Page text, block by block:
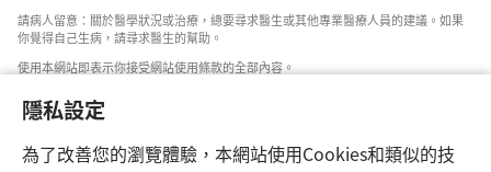
隱私設定
為了改善您的瀏覽體驗，本網站使用Cookies和類似的技
請病人留意：關於醫學狀況或治療，總要尋求醫生或其他專業醫療人員的建議。如果
你覺得自己生病，請尋求醫生的幫助。
使用本網站即表示你接受網站使用條款的全部內容。